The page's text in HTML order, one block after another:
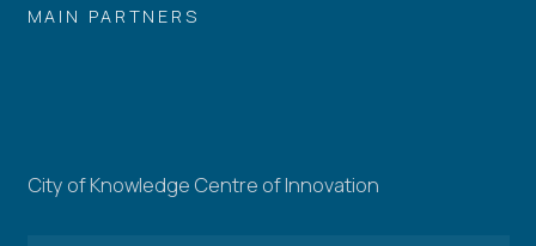
MAIN PARTNERS
City of Knowledge Centre of Innovation